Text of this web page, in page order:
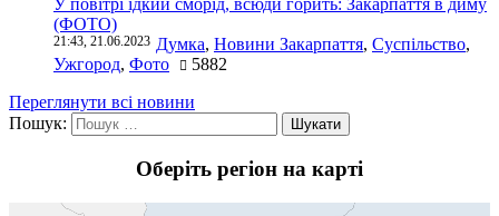
У повітрі їдкий сморід, всюди горить: Закарпаття в диму
(ФОТО)
21:43, 21.06.2023 Думка, Новини Закарпаття, Суспільство,
Ужгород, Фото
5882
Переглянути всі новини
Пошук:
Оберіть регіон на карті